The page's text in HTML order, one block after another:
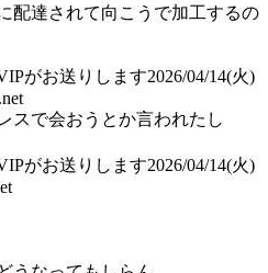
配達されて向こうで加工するの
がお送りします2026/04/14(火)
スで会おうとか言われたし
がお送りします2026/04/14(火)